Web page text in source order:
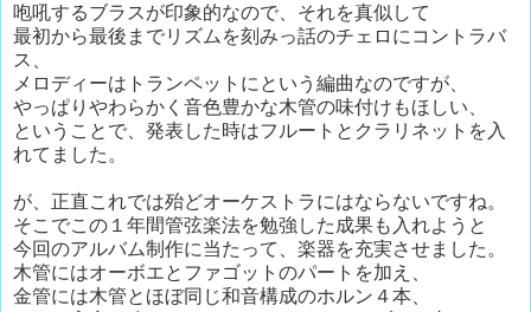
咆吼するブラスが印象的なので、それを真似して
最初から最後までリズムを刻みっ話のチェロにコントラバ
ス、
メロディーはトランペットにという編曲なのですが、
やっぱりやわらかく音色豊かな木管の味付けもほしい、
ということで、発表した時はフルートとクラリネットを入
れてました。
が、正直これでは殆どオーケストラにはならないですね。
そこでこの１年間管弦楽法を勉強した成果も入れようと
今回のアルバム制作に当たって、楽器を充実させました。
木管にはオーボエとファゴットのパートを加え、
金管には木管とほぼ同じ和音構成のホルン４本、